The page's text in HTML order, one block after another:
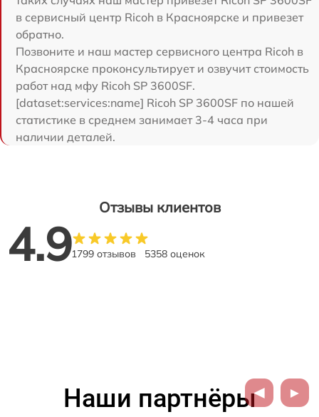
в сервисный центр Ricoh в Красноярске и привезет
обратно.
Позвоните и наш мастер сервисного центра Ricoh в
Красноярске проконсультирует и озвучит стоимость
работ над мфу Ricoh SP 3600SF.
[dataset:services:name] Ricoh SP 3600SF по нашей
статистике в среднем занимает 3-4 часа при
наличии деталей.
Отзывы клиентов
4.91799 отзывов 5358 оценок
Наши партнёры